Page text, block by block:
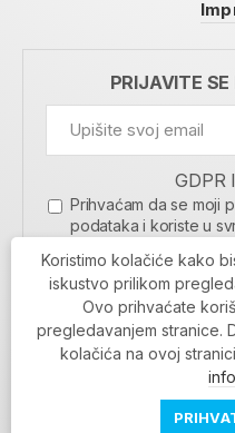
PRIJAVITE
GDPR
Prihvaćam da se moji
podataka i koriste u
Koristimo kolačiće kako
iskustvo prilikom
Ovo prihvaćate
pregledavanjem stranice.
kolačića na ovoj